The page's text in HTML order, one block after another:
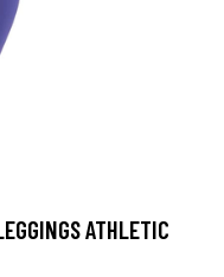
ATHLETIC